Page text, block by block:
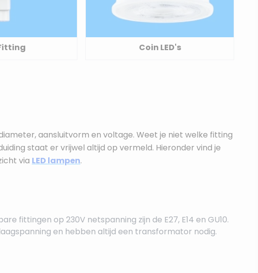
Coin LED's
aansluitvorm en voltage. Weet je niet welke fitting
staat er vrijwel altijd op vermeld. Hieronder vind je
via LED lampen.
fittingen op 230V netspanning zijn de E27, E14 en GU10.
en hebben altijd een transformator nodig.